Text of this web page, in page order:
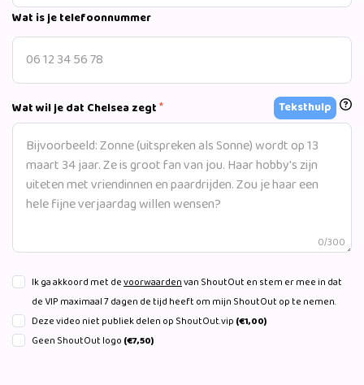
Wat is je telefoonnummer
Wat wil je dat Chelsea zegt* Teksthulp
0/300
Ik ga akkoord met devoorwaardenvan ShoutOut en stem er mee in dat
de VIP maximaal 7 dagen de tijd heeft om mijn ShoutOut op te nemen.
Deze video niet publiek delen op ShoutOut.vip (€1,00)
Geen ShoutOut logo (€7,50)